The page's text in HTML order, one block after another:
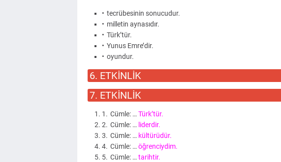
tecrübesinin sonucudur.
milletin aynasıdır.
Türk’tür.
Yunus Emre’dir.
oyundur.
6. ETKİNLİK
7. ETKİNLİK
Cümle: … Türk’tür.
Cümle: … liderdir.
Cümle: … kültürüdür.
Cümle: … öğrenciydim.
Cümle: … tarihtir.